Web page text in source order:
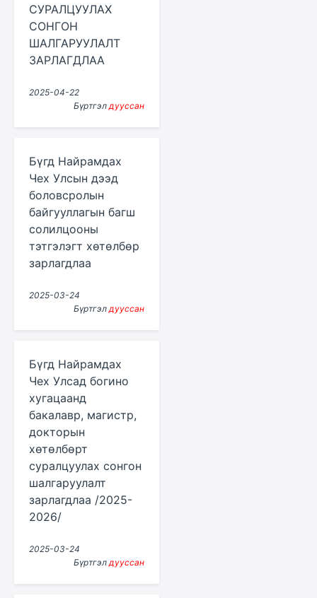
СУРАЛЦУУЛАХ
СОНГОН
ШАЛГАРУУЛАЛТ
ЗАРЛАГДЛАА
2025-04-22
Бүртгэлдууссан
Бүгд Найрамдах
Чех Улсын дээд
боловсролын
байгууллагын багш
солилцооны
тэтгэлэгт хөтөлбөр
зарлагдлаа
2025-03-24
Бүртгэлдууссан
Бүгд Найрамдах
Чех Улсад богино
хугацаанд
бакалавр, магистр,
докторын
хөтөлбөрт
суралцуулах сонгон
шалгаруулалт
зарлагдлаа /2025-
2026/
2025-03-24
Бүртгэлдууссан